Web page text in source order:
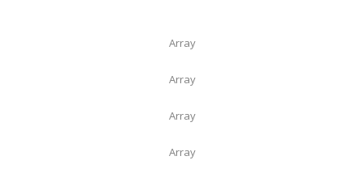
Array
Array
Array
Array